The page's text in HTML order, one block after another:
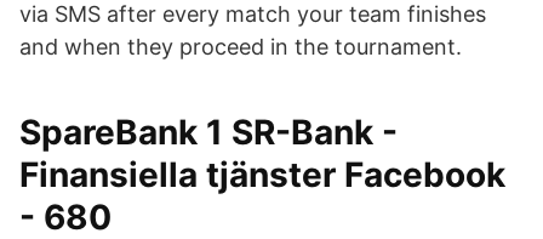
via SMS after every match your team finishes
and when they proceed in the tournament.
SpareBank 1 SR-Bank -
Finansiella tjänster Facebook
- 680